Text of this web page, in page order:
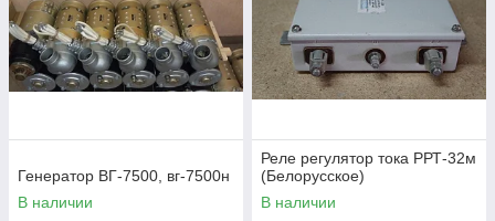
Генератор ВГ-7500, вг-7500н
В наличии
Реле регулятор тока РРТ-32м
(Белорусское)
В наличии